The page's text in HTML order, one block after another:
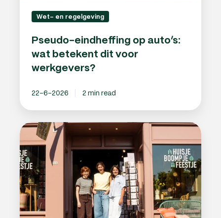
Wet- en regelgeving
Pseudo-eindheffing op auto’s:
wat betekent dit voor
werkgevers?
22-6-2026 2 min read
Van
ondernemen
zonder
zorgen
tot
vaste
medewerkers:
het